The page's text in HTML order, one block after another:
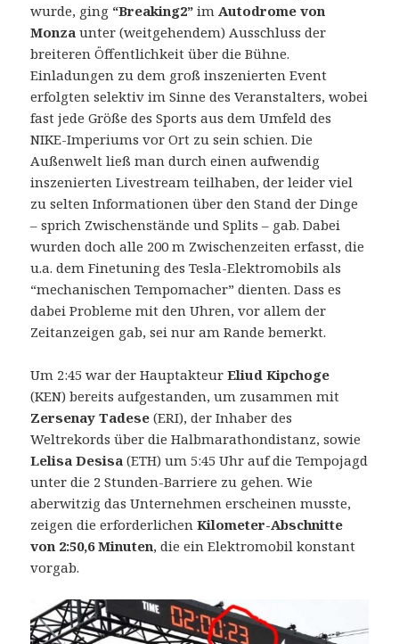
wurde, ging “Breaking2” imAutodrome von
Monza unter (weitgehendem) Ausschluss der
breiteren Öffentlichkeit über die Bühne.
Einladungen zu dem groß inszenierten Event
erfolgten selektiv im Sinne des Veranstalters, wobei
fast jede Größe des Sports aus dem Umfeld des
NIKE-Imperiums vor Ort zu sein schien. Die
Außenwelt ließ man durch einen aufwendig
inszenierten Livestream teilhaben, der leider viel
zu selten Informationen über den Stand der Dinge
– sprich Zwischenstände und Splits – gab. Dabei
wurden doch alle 200 m Zwischenzeiten erfasst, die
u.a. dem Finetuning des Tesla-Elektromobils als
“mechanischen Tempomacher” dienten. Dass es
dabei Probleme mit den Uhren, vor allem der
Zeitanzeigen gab, sei nur am Rande bemerkt.
Um 2:45 war der HauptakteurEliud Kipchoge
(KEN) bereits aufgestanden, um zusammen mit
Zersenay Tadese (ERI), der Inhaber des
Weltrekords über die Halbmarathondistanz, sowie
Lelisa Desisa (ETH) um 5:45 Uhr auf die Tempojagd
unter die 2 Stunden-Barriere zu gehen. Wie
aberwitzig das Unternehmen erscheinen musste,
zeigen die erforderlichenKilometer-Abschnitte
von 2:50,6 Minuten, die ein Elektromobil konstant
vorgab.